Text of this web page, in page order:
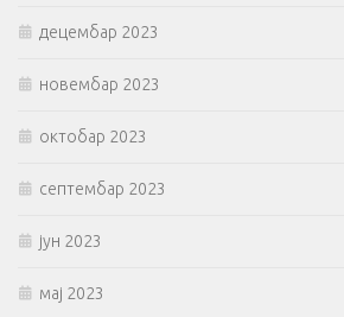
децембар 2023
новембар 2023
октобар 2023
септембар 2023
јун 2023
мај 2023